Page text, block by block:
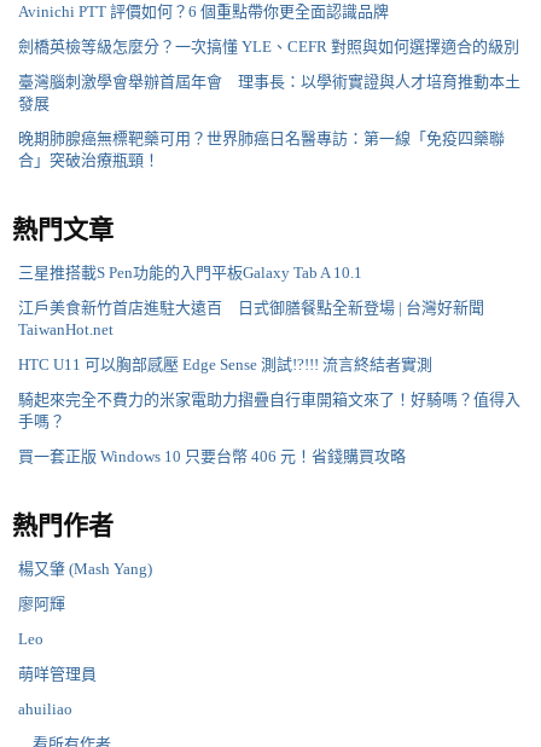
Avinichi PTT 評價如何？6 個重點帶你更全面認識品牌
劍橋英檢等級怎麼分？一次搞懂 YLE、CEFR 對照與如何選擇適合的級別
臺灣腦刺激學會舉辦首屆年會 理事長：以學術實證與人才培育推動本土
發展
晚期肺腺癌無標靶藥可用？世界肺癌日名醫專訪：第一線「免疫四藥聯
合」突破治療瓶頸！
熱門文章
三星推搭載S Pen功能的入門平板Galaxy Tab A 10.1
江戶美食新竹首店進駐大遠百 日式御膳餐點全新登場 | 台灣好新聞
TaiwanHot.net
HTC U11 可以胸部感壓 Edge Sense 測試!?!!! 流言終結者實測
騎起來完全不費力的米家電助力摺疊自行車開箱文來了！好騎嗎？值得入
手嗎？
買一套正版 Windows 10 只要台幣 406 元！省錢購買攻略
熱門作者
楊又肇 (Mash Yang)
廖阿輝
Leo
萌咩管理員
ahuiliao